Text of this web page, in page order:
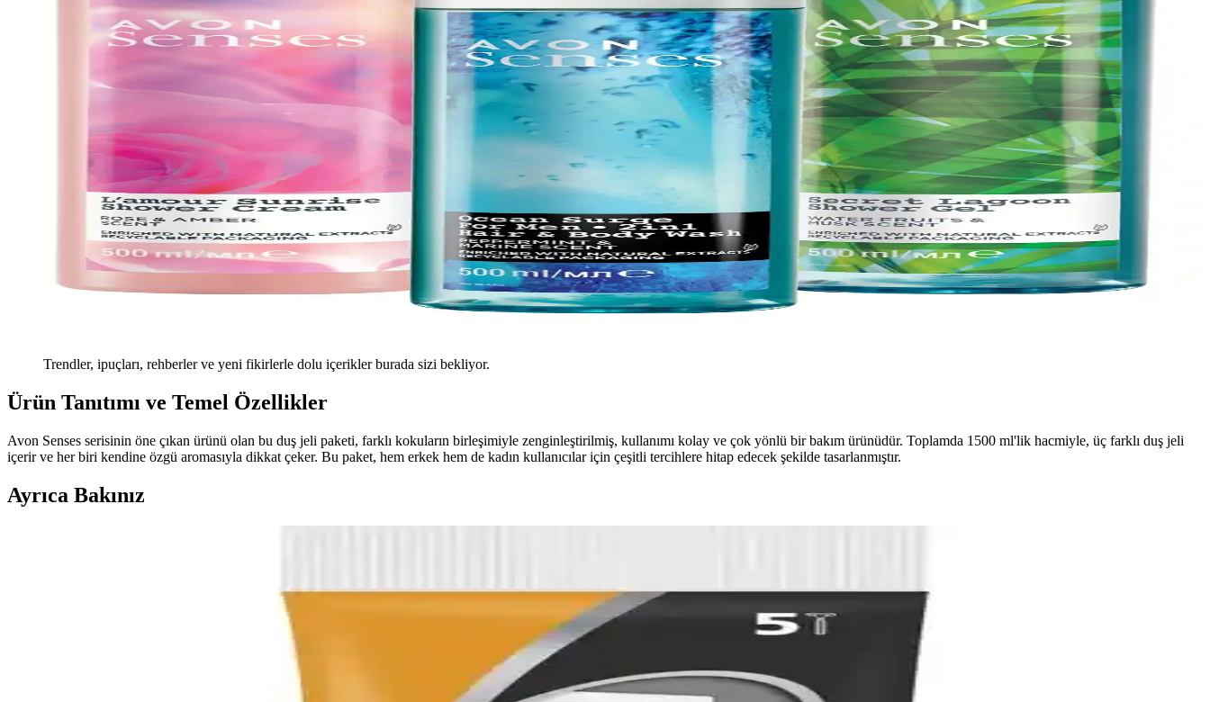
Trendler, ipuçları, rehberler ve yeni fikirlerle dolu içerikler burada sizi bekliyor.
Ürün Tanıtımı ve Temel Özellikler
Avon Senses serisinin öne çıkan ürünü olan bu duş jeli paketi, farklı kokuların birleşimiyle zenginleştirilmiş, kullanımı kolay ve çok yönlü bir bakım ürünüdür. Toplamda 1500 ml'lik hacmiyle, üç farklı duş jeli
içerir ve her biri kendine özgü aromasıyla dikkat çeker. Bu paket, hem erkek hem de kadın kullanıcılar için çeşitli tercihlere hitap edecek şekilde tasarlanmıştır.
Ayrıca Bakınız
Doğal ahşaptan el işçiliğiyle hazırlanan Mogokids Pembe Gold Bebek Anı Küpü ve Saç Fırçası, dekoratif ve fonksiyonel özellikleriyle bebek odalarına özel dokunuşlar sağlar.
Arko Kremli Berber Tıraş Sabunu: Geleneksel ve Ekonomik Bakım Ürünü
Arko kremli berber tıraş sabunu, hassas ciltlere uygun, kremli yapısı ve nostaljik kokusuyla pratik ve ekonomik bir tıraş çözümüdür.
Kelebek Kese Kalın Beyaz: Dayanıklı ve Hijyenik Banyo Kesesi İncelemesi